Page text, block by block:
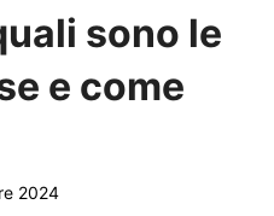
sono le
e come
2024